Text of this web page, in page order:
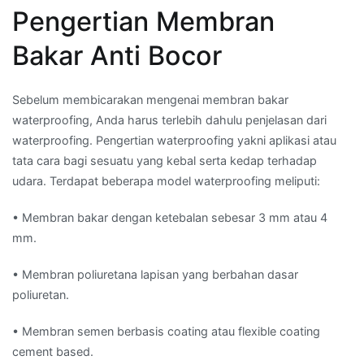
Pengertian Membran
Bakar Anti Bocor
Sebelum membicarakan mengenai membran bakar
waterproofing, Anda harus terlebih dahulu penjelasan dari
waterproofing. Pengertian waterproofing yakni aplikasi atau
tata cara bagi sesuatu yang kebal serta kedap terhadap
udara. Terdapat beberapa model waterproofing meliputi:
• Membran bakar dengan ketebalan sebesar 3 mm atau 4
mm.
• Membran poliuretana lapisan yang berbahan dasar
poliuretan.
• Membran semen berbasis coating atau flexible coating
cement based.